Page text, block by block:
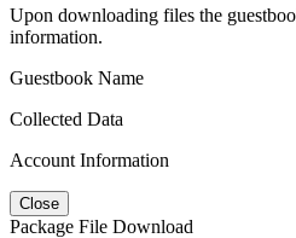
Upon downloading files the
information.
Guestbook Name
Collected Data
Account Information
Close
Package File Download